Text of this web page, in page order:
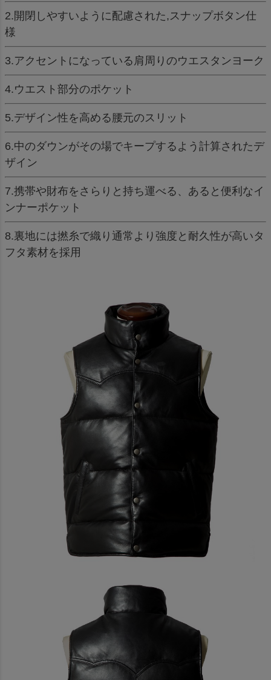
2.開閉しやすいように配慮された,スナップボタン仕
様
3.アクセントになっている肩周りのウエスタンヨーク
4.ウエスト部分のポケット
5.デザイン性を高める腰元のスリット
6.中のダウンがその場でキープするよう計算されたデ
ザイン
7.携帯や財布をさらりと持ち運べる、あると便利なイ
ンナーポケット
8.裏地には撚糸で織り通常より強度と耐久性が高いタ
フタ素材を採用